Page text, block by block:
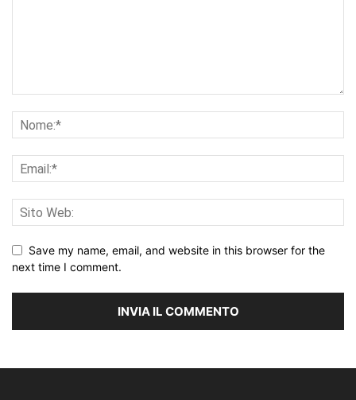
Save my name, email, and website in this browser for the
next time I comment.